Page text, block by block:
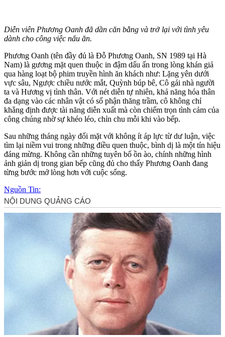
Diễn viên Phương Oanh đã dần căn bằng và trở lại với tình yêu
dành cho công việc nấu ăn.
Phương Oanh (tên đầy đủ là Đỗ Phương Oanh, SN 1989 tại Hà
Nam) là gương mặt quen thuộc in đậm dấu ấn trong lòng khán giả
qua hàng loạt bộ phim truyền hình ăn khách như: Lặng yên dưới
vực sâu, Ngược chiều nước mắt, Quỳnh búp bê, Cô gái nhà người
ta và Hương vị tình thân. Với nét diễn tự nhiên, khả năng hóa thân
đa dạng vào các nhân vật có số phận thăng trầm, cô không chỉ
khẳng định được tài năng diễn xuất mà còn chiếm trọn tình cảm của
công chúng nhờ sự khéo léo, chỉn chu mỗi khi vào bếp.
Sau những tháng ngày đối mặt với không ít áp lực từ dư luận, việc
tìm lại niềm vui trong những điều quen thuộc, bình dị là một tín hiệu
đáng mừng. Không cần những tuyên bố ồn ào, chính những hình
ảnh giản dị trong gian bếp cũng đủ cho thấy Phương Oanh đang
từng bước mở lòng hơn với cuộc sống.
Nguồn Tin: